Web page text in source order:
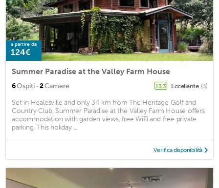
a partire da
124€
Summer Paradise at the Valley Farm House
6Ospiti · 2Camere 13,3 Eccellente (3)
Set in Healesville and only 34 km from The Heritage Golf and
Country Club, Summer Paradise at the Valley Farm House offers
accommodation with garden views, free WiFi and free private
parking. This holiday ...
Verifica disponibilità